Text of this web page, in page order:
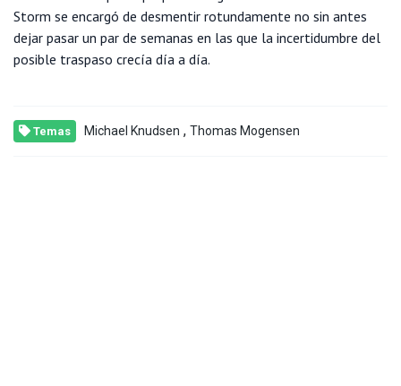
Storm se encargó de desmentir rotundamente no sin antes
dejar pasar un par de semanas en las que la incertidumbre del
posible traspaso crecía día a día.
Temas Michael Knudsen , Thomas Mogensen